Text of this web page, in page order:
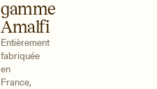
gamme
Amalfi
Entièrement
fabriquée
en
France,